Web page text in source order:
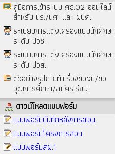
คู่มือการเข้าระบบ ศธ.02 ออนไลน์
สำหรับ นร./นศ. และ ผปค.
ระเบียบการแต่งเครื่องแบบนักศึกษา
ระดับ ปวช.
ระเบียบการแต่งเครื่องแบบนักศึกษา
ระดับ ปวส.
ตัวอย่างรูปถ่ายทำเรื่องขอจบ/ขอ
วุฒิการศึกษา/สมัครเรียน
ดาวน์โหลดแบบฟอร์ม
แบบฟอร์มบันทึกหลังการสอน
แบบฟอร์มโครงการสอน
แบบฟอร์มสผ.1